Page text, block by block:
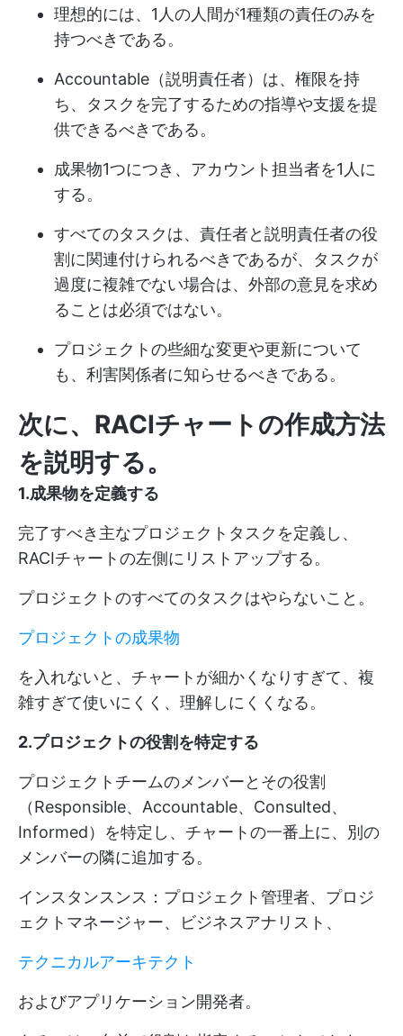
理想的には、1人の人間が1種類の責任のみを
持つべきである。
Accountable（説明責任者）は、権限を持
ち、タスクを完了するための指導や支援を提
供できるべきである。
成果物1つにつき、アカウント担当者を1人に
する。
すべてのタスクは、責任者と説明責任者の役
割に関連付けられるべきであるが、タスクが
過度に複雑でない場合は、外部の意見を求め
ることは必須ではない。
プロジェクトの些細な変更や更新について
も、利害関係者に知らせるべきである。
次に、RACIチャートの作成方法
を説明する。
1.成果物を定義する
完了すべき主なプロジェクトタスクを定義し、
RACIチャートの左側にリストアップする。
プロジェクトのすべてのタスクはやらないこと。
プロジェクトの成果物
を入れないと、チャートが細かくなりすぎて、複
雑すぎて使いにくく、理解しにくくなる。
2.プロジェクトの役割を特定する
プロジェクトチームのメンバーとその役割
（Responsible、Accountable、Consulted、
Informed）を特定し、チャートの一番上に、別の
メンバーの隣に追加する。
インスタンスンス：プロジェクト管理者、プロジ
ェクトマネージャー、ビジネスアナリスト、
テクニカルアーキテクト
およびアプリケーション開発者。